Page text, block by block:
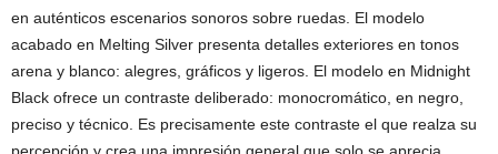
en auténticos escenarios sonoros sobre ruedas. El modelo
acabado en Melting Silver presenta detalles exteriores en tonos
arena y blanco: alegres, gráficos y ligeros. El modelo en Midnight
Black ofrece un contraste deliberado: monocromático, en negro,
preciso y técnico. Es precisamente este contraste el que realza su